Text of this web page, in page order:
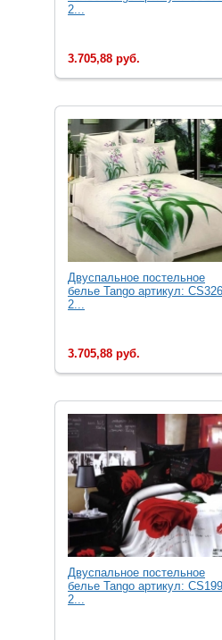
2...
3.705,88 руб.
Двуcпальное постельное
белье Tango артикул:
2...
3.705,88 руб.
Двуcпальное постельное
белье Tango артикул:
2...